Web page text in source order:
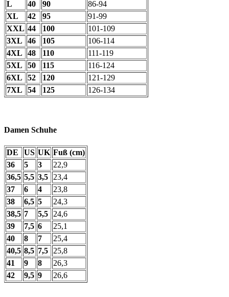
L 40 90
86-94
XL
42 95
91-99
XXL 44 100
101-109
3XL
46 105
106-114
4XL
48 110
111-119
5XL
50 115
116-124
6XL
52 120
121-129
7XL
54 125 126-134
Damen Schuhe
DE US UK Fuß (cm)
36
5 3
22,9
36,5 5,5 3,5
23,4
37
6 4
23,8
38
6,5 5
24,3
38,5 7 5,5
24,6
39
7,5 6
25,1
40
8 7
25,4
40,5 8,5 7,5
25,8
41
9 8
26,3
42
9,5 9 26,6